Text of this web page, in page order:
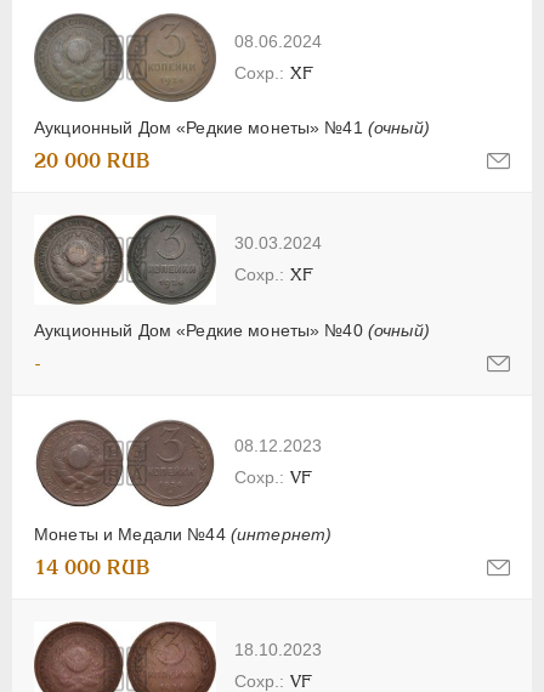
08.06.2024
Аукционный Дом «Редкие монеты» №41 (очный)
XF
20 000 RUB
30.03.2024
Аукционный Дом «Редкие монеты» №40 (очный)
XF
-
08.12.2023
Монеты и Медали №44 (интернет)
VF
14 000 RUB
18.10.2023
VF